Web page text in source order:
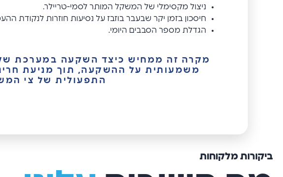
ניצול מקסימלי של המשקל המותר לסמי-טריילר.
חיסכון בזמן יקר שבעבר בוזבז על נסיעות חוזרות לנקודת
הגדלת מספר הסבבים היומי.
מקרה זה ממחיש כיצד השקעה במערכת
משמעותית על ההשקעה, תוך מניעת
התפעולית של צי
ביקורות מלקוחות